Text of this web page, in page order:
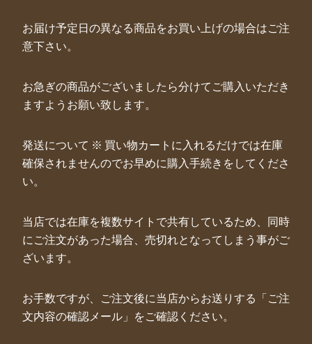
お届け予定日の異なる商品をお買い上げの場合はご注
意下さい。
お急ぎの商品がございましたら分けてご購入いただき
ますようお願い致します。
発送について ※ 買い物カートに入れるだけでは在庫
確保されませんのでお早めに購入手続きをしてくださ
い。
当店では在庫を複数サイトで共有しているため、同時
にご注文があった場合、売切れとなってしまう事がご
ざいます。
お手数ですが、ご注文後に当店からお送りする「ご注
文内容の確認メール」をご確認ください。